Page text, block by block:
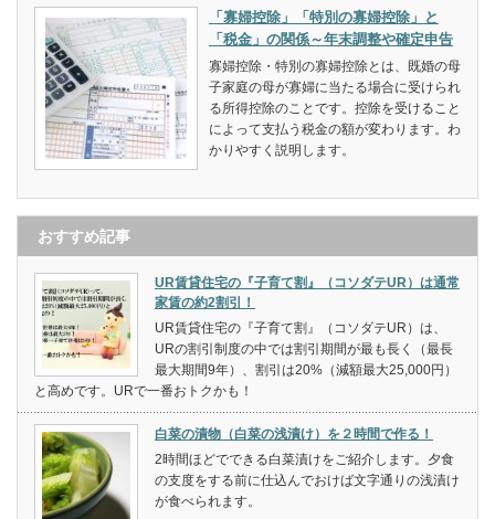
「寡婦控除」「特別の寡婦控除」と
「税金」の関係～年末調整や確定申告
寡婦控除・特別の寡婦控除とは、既婚の母
子家庭の母が寡婦に当たる場合に受けられ
る所得控除のことです。控除を受けること
によって支払う税金の額が変わります。わ
かりやすく説明します。
おすすめ記事
UR賃貸住宅の『子育て割』（コソダテUR）は通常
家賃の約2割引！
UR賃貸住宅の『子育て割』（コソダテUR）は、
URの割引制度の中では割引期間が最も長く（最長
最大期間9年）、割引は20%（減額最大25,000円）
と高めです。URで一番おトクかも！
白菜の漬物（白菜の浅漬け）を２時間で作る！
2時間ほどでできる白菜漬けをご紹介します。夕食
の支度をする前に仕込んでおけば文字通りの浅漬け
が食べられます。